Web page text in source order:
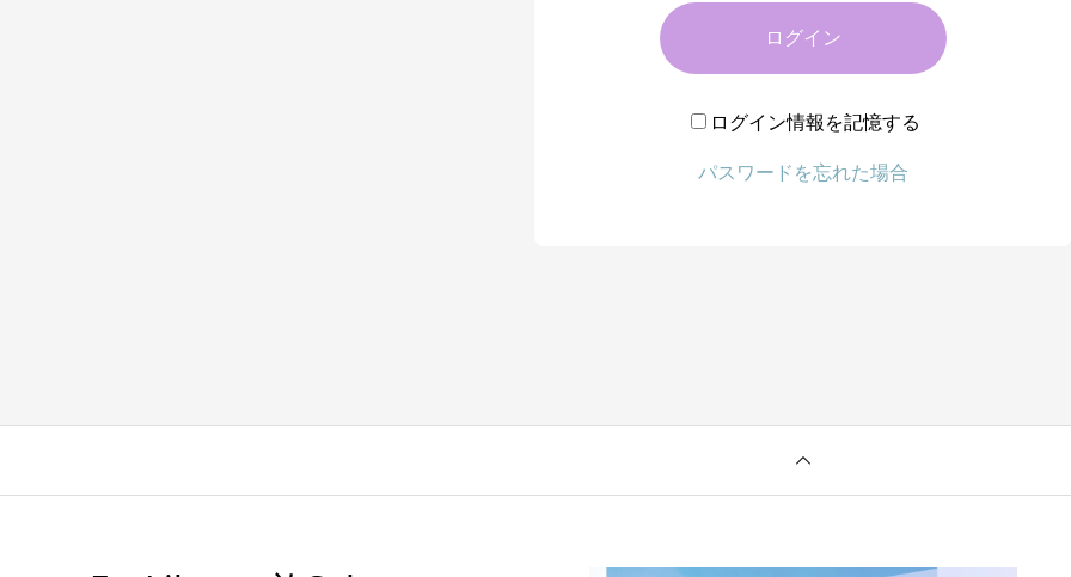
ログイン
ログイン情報を記憶する
パスワードを忘れた場合